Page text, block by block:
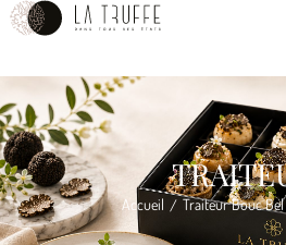
Accueil / Traiteur Bouc